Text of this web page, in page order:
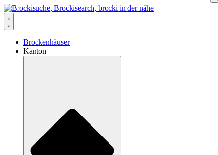
Zum
Inhalt
springen
Brockenhäuser
Kanton